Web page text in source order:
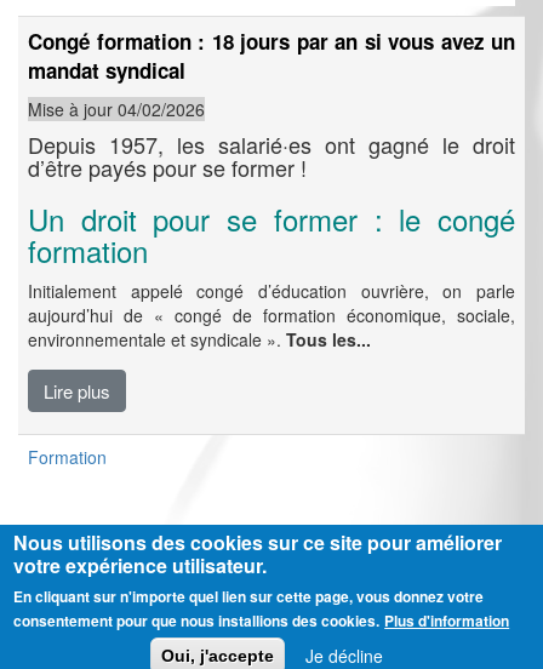
Congé formation : 18 jours par an si vous avez un
mandat syndical
Mise à jour 04/02/2026
Depuis 1957, les salarié·es ont gagné le droit
d’être payés pour se former !
Un droit pour se former : le congé
formation
Initialement appelé congé d’éducation ouvrière, on parle
aujourd’hui de « congé de formation économique, sociale,
environnementale et syndicale ». Tous les...
Lire plus
Formation
Ⓒ CGT Fédération THCB - Tous les droits réservés - Mentions légales
Contactez-nous
Nous utilisons des cookies sur ce site pour améliorer
votre expérience utilisateur.
En cliquant sur n'importe quel lien sur cette page, vous donnez votre
consentement pour que nous installions des cookies. Plus d'information
Oui, j'accepte Je décline